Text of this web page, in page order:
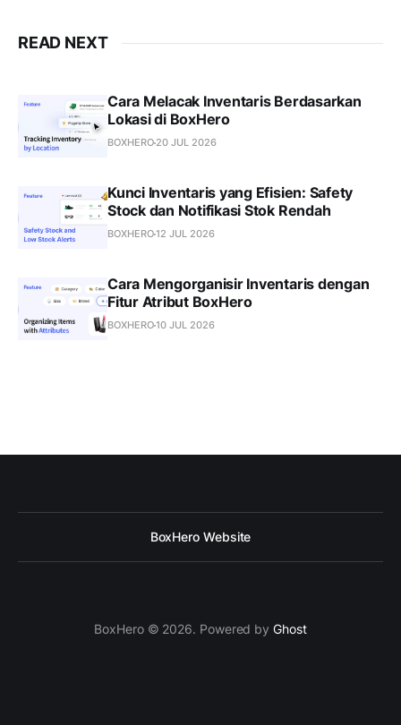
READ NEXT
Cara Melacak Inventaris Berdasarkan
Lokasi di BoxHero
BOXHERO 20 JUL 2026
Kunci Inventaris yang Efisien: Safety
Stock dan Notifikasi Stok Rendah
BOXHERO12 JUL 2026
Cara Mengorganisir Inventaris dengan
Fitur Atribut BoxHero
BOXHERO10 JUL 2026
BoxHero Website
BoxHero © 2026. Powered byGhost